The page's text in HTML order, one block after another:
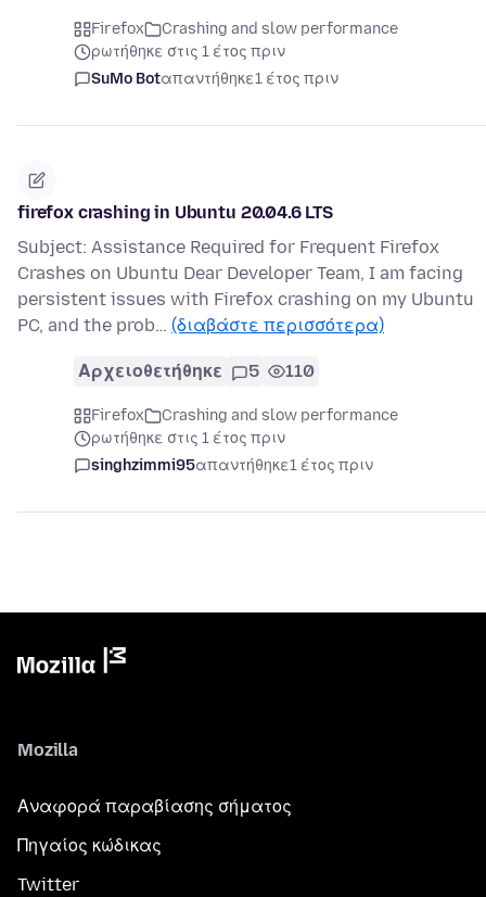
Firefox
Crashing and slow performance
ρωτήθηκε στις 1 έτος πριν
SuMo Botαπαντήθηκε1 έτος πριν
firefox crashing in Ubuntu 20.04.6 LTS
Subject: Assistance Required for Frequent Firefox
Crashes on Ubuntu Dear Developer Team, I am facing
persistent issues with Firefox crashing on my Ubuntu
PC, and the prob… (διαβάστε περισσότερα)
Αρχειοθετήθηκε 5 110
Firefox
Crashing and slow performance
ρωτήθηκε στις 1 έτος πριν
singhzimmi95απαντήθηκε1 έτος πριν
Mozilla
Αναφορά παραβίασης σήματος
Πηγαίος κώδικας
Twitter